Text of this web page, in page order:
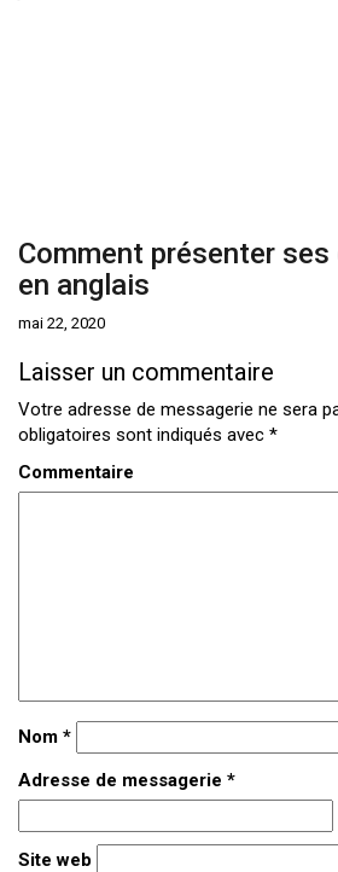
Comment présenter
en anglais
mai 22, 2020
Laisser un commentaire
Votre adresse de messagerie ne sera
obligatoires sont indiqués avec *
Commentaire
Nom *
Adresse de messagerie *
Site web